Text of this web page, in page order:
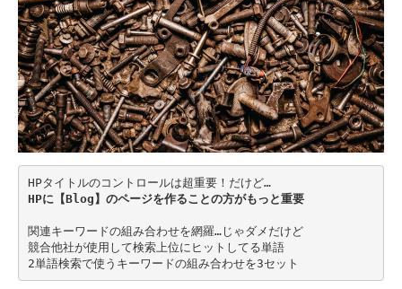
HPタイトルのコントロールは超重要！だけど…
HPに【Blog】のページを作ることの方がもっと重要
関連キーワードの組み合わせを網羅…じゃダメだけど
競合他社が使用して検索上位にヒットしてる単語
2単語検索で使うキーワードの組み合わせを3セット